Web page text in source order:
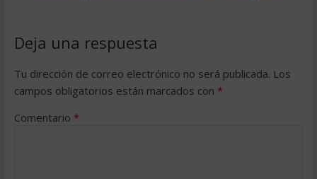
Deja una respuesta
Tu dirección de correo electrónico no será publicada. Los
campos obligatorios están marcados con *
Comentario *